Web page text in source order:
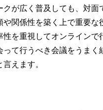
クが広く普及しても、対面
や関係性を築く上で重要な
性を重視してオンラインで
って行うべき会議をうまく
えます。